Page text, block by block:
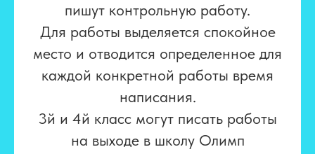
пишут контрольную работу.
Для работы выделяется спокойное
место и отводится определенное для
каждой конкретной работы время
написания.
3й и 4й класс могут писать работы
на выходе в школу Олимп